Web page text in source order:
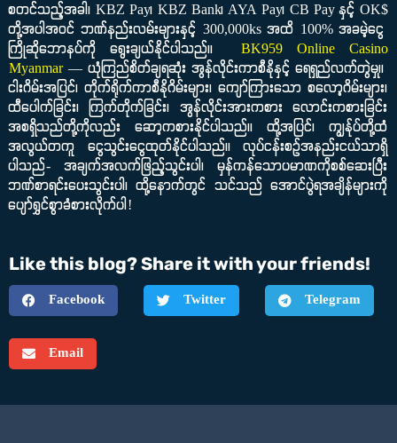
စတင်သည့်အခါ၊ KBZ Pay၊ KBZ Bank၊ AYA Pay၊ CB Pay နှင့် OK$
တို့အပါအဝင် ဘဏ်နည်းလမ်းများနှင့် 300,000ks အထိ 100% အခမဲ့ငွေ
ကြိုဆိုဘောနပ်ကို ရွေးချယ်နိုင်ပါသည်။BK959 Online Casino
Myanmar— ယုံကြည်စိတ်ချရဆုံး အွန်လိုင်းကာစီနိုနှင့် ရေရှည်လက်တွဲမှု။
ငါးဂိမ်းအပြင်၊ တိုက်ရိုက်ကာစီနိုဂိမ်းများ၊ ကျော်ကြားသော စလော့ဂိမ်းများ၊
ထီပေါက်ခြင်း၊ ကြက်တိုက်ခြင်း၊ အွန်လိုင်းအားကစား လောင်းကစားခြင်း
အစရှိသည်တို့ကိုလည်း ဆော့ကစားနိုင်ပါသည်။ ထို့အပြင်၊ ကျွန်ုပ်တို့ထံ
အလွယ်တကူ ငွေသွင်းငွေထုတ်နိုင်ပါသည်။ လုပ်ငန်းစဉ်အနည်းငယ်သာရှိ
ပါသည်- အချက်အလက်ဖြည့်သွင်းပါ၊ မှန်ကန်သောပမာဏကိုစစ်ဆေးပြီး
ဘဏ်စာရင်းပေးသွင်းပါ၊ ထို့နောက်တွင် သင်သည် အောင်ပွဲရအချိန်များကို
ပျော်ရွှင်စွာခံစားလိုက်ပါ!
Like this blog? Share it with your friends!
Facebook Twitter Telegram
Email